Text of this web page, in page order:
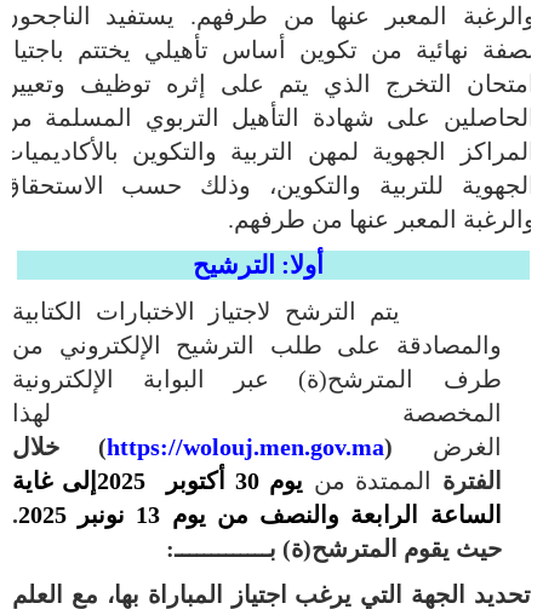
والرغبة المعبر عنها من طرفهم. يستفيد الناجحون
بصفة نهائية من تكوين أساس تأهيلي يختتم باجتياز
امتحان التخرج الذي يتم على إثره توظيف وتعيين
الحاصلين على شهادة التأهيل التربوي المسلمة من
المراكز الجهوية لمهن التربية والتكوين بالأكاديميات
الجهوية للتربية والتكوين، وذلك حسب الاستحقاق
والرغبة المعبر عنها من طرفهم.
أولا: الترشيح
يتم الترشح لاجتياز الاختبارات الكتابية
والمصادقة على طلب الترشيح الإلكتروني من
طرف المترشح(ة) عبر البوابة الإلكترونية
المخصصة لهذا
الغرض (
https://wolouj.men.gov.ma
)
خلال
الفترة
الممتدة من يوم 30 أكتوبر 2025إلى غاية
الساعة الرابعة والنصف من يوم 13 نونبر
2025
.
حيث يقوم المترشح(ة) بـــــــــــــ:
تحديد الجهة التي يرغب اجتياز المباراة بها، مع العلم